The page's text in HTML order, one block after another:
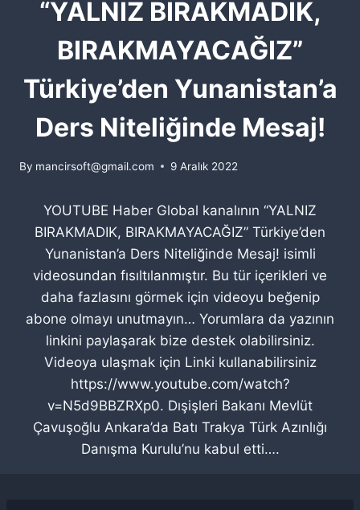
“YALNIZ BIRAKMADIK,
BIRAKMAYACAĞIZ”
Türkiye’den Yunanistan’a
Ders Niteliğinde Mesaj!
By mancirsoft@gmail.com 9 Aralık 2022
YOUTUBE Haber Global kanalının “YALNIZ
BIRAKMADIK, BIRAKMAYACAĞIZ” Türkiye’den
Yunanistan’a Ders Niteliğinde Mesaj! isimli
videosundan fısıltılanmıştır. Bu tür içerikleri ve
daha fazlasını görmek için videoyu beğenip
abone olmayı unutmayın… Yorumlara da yazının
linkini paylaşarak bize destek olabilirsiniz.
Videoya ulaşmak için Linki kullanabilirsiniz
https://www.youtube.com/watch?
v=N5d9BBZRXp0. Dışişleri Bakanı Mevlüt
Çavuşoğlu Ankara’da Batı Trakya Türk Azınlığı
Danışma Kurulu’nu kabul etti….